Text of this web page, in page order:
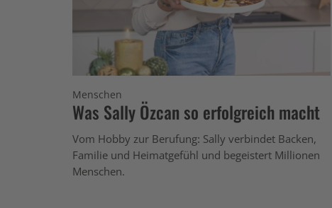
Menschen
Was Sally Özcan so erfolgreich macht
Vom Hobby zur Berufung: Sally verbindet Backen,
Familie und Heimatgefühl und begeistert Millionen
Menschen.